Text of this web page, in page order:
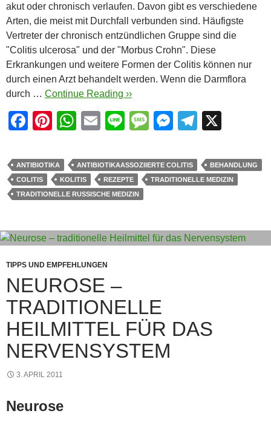
akut oder chronisch verlaufen. Davon gibt es verschiedene
Arten, die meist mit Durchfall verbunden sind. Häufigste
Vertreter der chronisch entzündlichen Gruppe sind die
"Colitis ulcerosa" und der "Morbus Crohn". Diese
Erkrankungen und weitere Formen der Colitis können nur
durch einen Arzt behandelt werden. Wenn die Darmflora
durch … Continue Reading ››
F
c
e
b
o
k
Pi
er
e
st
W
at
s
A
p
E
ail
Li
e
M
ss
a
M
ss
e
er
T
e
gr
ANTIBIOTIKA ANTIBIOTIKAASSOZIIERTE COLITIS
BEHANDLUNG
COLITIS
KOLITIS REZEPTE
TRADITIONELLE MEDIZIN
TRADITIONELLE RUSSISCHE MEDIZIN
TIPPS UND EMPFEHLUNGEN
NEUROSE –
TRADITIONELLE
HEILMITTEL FÜR DAS
NERVENSYSTEM
3. APRIL 2011
Neurose